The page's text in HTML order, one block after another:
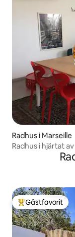
Radhus i Marseille
Radhus i hjärtat
Populär
Gästfavorit